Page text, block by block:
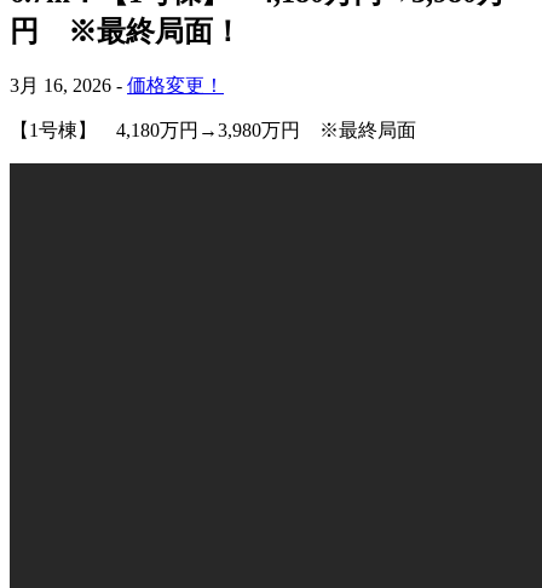
円 ※最終局面！
3月 16, 2026 - 価格変更！
【1号棟】 4,180万円→3,980万円 ※最終局面